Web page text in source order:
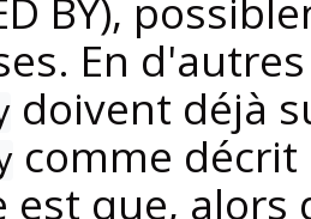
BY),
En
doivent déjà
comme
est que,